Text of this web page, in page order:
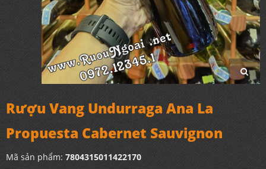
Rượu Vang Undurraga Ana La
Propuesta Cabernet Sauvignon
Mã sản phẩm: 7804315011422170